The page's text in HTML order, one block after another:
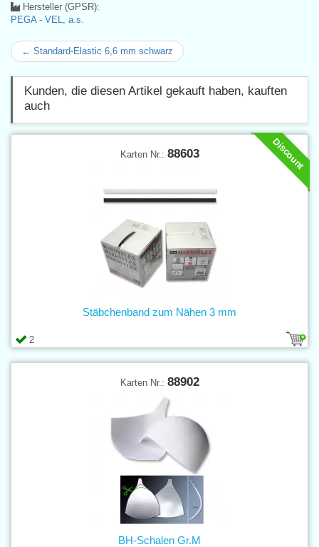
Hersteller (GPSR):
PEGA - VEL, a.s.
← Standard-Elastic 6,6 mm schwarz
Kunden, die diesen Artikel gekauft haben, kauften
auch
Discount
Karten Nr.: 88603
2
Stäbchenband zum Nähen 3 mm
Karten Nr.: 88902
BH-Schalen Gr.M